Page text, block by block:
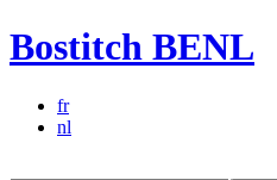
Bostitch BENL
fr
nl